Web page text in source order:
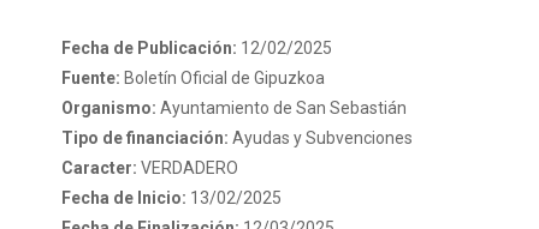
Fecha de Publicación: 12/02/2025
Fuente: Boletín Oficial de Gipuzkoa
Organismo: Ayuntamiento de San Sebastián
Tipo de financiación: Ayudas y Subvenciones
Caracter: VERDADERO
Fecha de Inicio: 13/02/2025